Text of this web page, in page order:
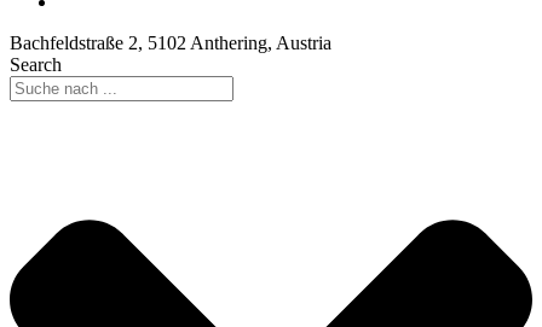
Bachfeldstraße 2, 5102 Anthering, Austria
Search